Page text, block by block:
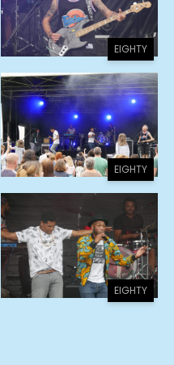
EIGHTY
EIGHTY
EIGHTY